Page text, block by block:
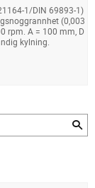
1/DIN 69893-1)
(0,003
rpm. A = 100 mm, D
kylning.